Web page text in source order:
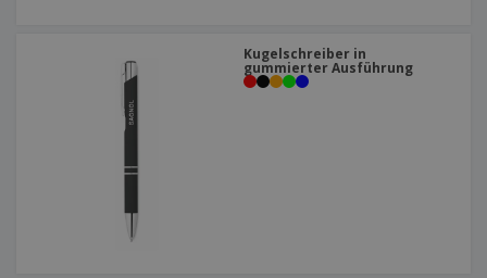
Kugelschreiber in
gummierter Ausführung